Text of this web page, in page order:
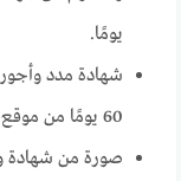
يومًا.
شهادة مدد
60 يومًا من موقع التأمينات الاجتماعية.
صورة من شهادة